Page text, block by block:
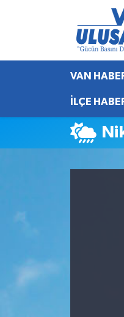
VAN
İLÇE
Van Nöbetçi
Van Hava Durumu
Van Namaz
Van Trafik
Süper Lig Puan
Haber Arşivi